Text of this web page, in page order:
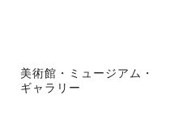
美術館・ミュージアム・
ギャラリー